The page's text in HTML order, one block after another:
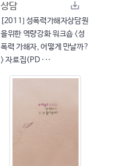
상담
[2011] 성폭력가해자상담원
을위한 역량강화 워크숍 <성
폭력 가해자, 어떻게 만날까?
> 자료집(PD ···